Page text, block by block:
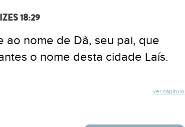
18:29
ao nome de Dã, seu pai, que
o nome desta cidade Laís.
ver capítulo